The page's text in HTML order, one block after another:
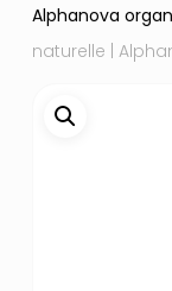
Alphanova
naturelle |